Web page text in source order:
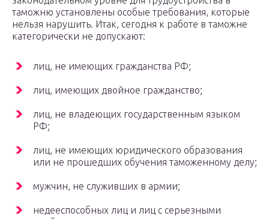
таможню установлены особые требования, которые
нельзя нарушить. Итак, сегодня к работе в таможне
категорически не допускают:
лиц, не имеющих гражданства РФ;
лиц, имеющих двойное гражданство;
лиц, не владеющих государственным языком
РФ;
лиц, не имеющих юридического образования
или не прошедших обучения таможенному делу;
мужчин, не служивших в армии;
недееспособных лиц и лиц с серьезными